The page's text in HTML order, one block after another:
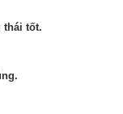
thái tốt.